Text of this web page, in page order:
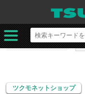
ツクモネットショップ
HDD・SSDケース
ツクモネットショップ